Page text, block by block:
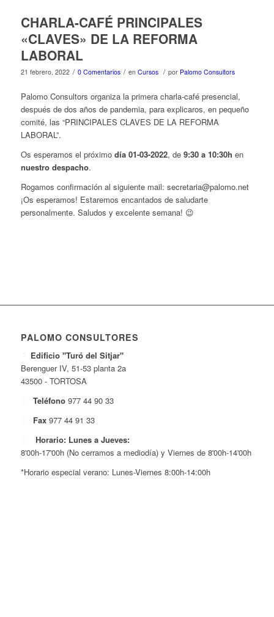
CHARLA-CAFÉ PRINCIPALES
«CLAVES» DE LA REFORMA
LABORAL
21 febrero, 2022 / 0 Comentarios / en Cursos / por Palomo Consultors
Palomo Consultors organiza la primera charla-café presencial,
después de dos años de pandemia, para explicaros, en pequeño
comité, las “PRINCIPALES CLAVES DE LA REFORMA
LABORAL”.
Os esperamos el próximo día 01-03-2022, de9:30 a 10:30h en
nuestro despacho.
Rogamos confirmación al siguiente mail: secretaria@palomo.net
¡Os esperamos! Estaremos encantados de saludarte
personalmente. Saludos y excelente semana! 😉
PALOMO CONSULTORES
Edificio "Turó del Sitjar"
Berenguer IV, 51-53 planta 2a
43500 - TORTOSA
Teléfono 977 44 90 33
Fax 977 44 91 33
Horario: Lunes a Jueves:
8'00h-17'00h (No cerramos a mediodía) y Viernes de 8'00h-14'00h
*Horario especial verano: Lunes-Viernes 8:00h-14:00h